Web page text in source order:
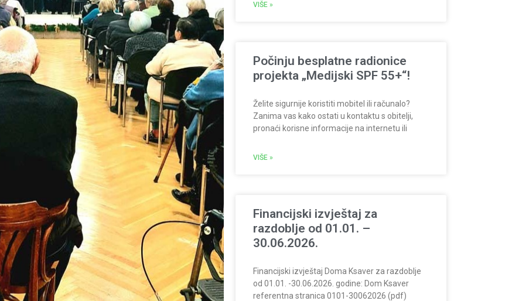
VIŠE »
Počinju besplatne radionice
projekta „Medijski SPF 55+“!
Želite sigurnije koristiti mobitel ili računalo?
Zanima vas kako ostati u kontaktu s obitelji,
pronaći korisne informacije na internetu ili
VIŠE »
Financijski izvještaj za
razdoblje od 01.01. –
30.06.2026.
Financijski izvještaj Doma Ksaver za razdoblje
od 01.01. -30.06.2026. godine: Dom Ksaver
referentna stranica 0101-30062026 (pdf)